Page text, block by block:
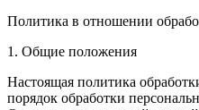
Политика в отношении
1. Общие положения
Настоящая политика
порядок обработки